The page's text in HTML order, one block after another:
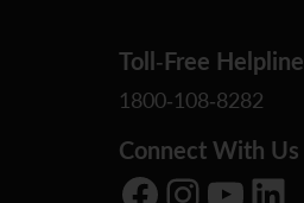
Toll-Free Helpline
1800-108-8282
Connect With Us